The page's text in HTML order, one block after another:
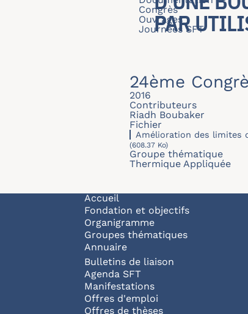
Congrès
Ouvrages
Journées SFT
PAR
24ème
2016
Contributeurs
Riadh Boubaker
Fichier
Amélioration des limites
(608.37 Ko)
Groupe thématique
Thermique Appliquée
Navigation principale
Accueil
Fondation et objectifs
Organigramme
Groupes thématiques
Annuaire
Bulletins de liaison
Agenda SFT
Manifestations
Offres d'emploi
Offres de thèses